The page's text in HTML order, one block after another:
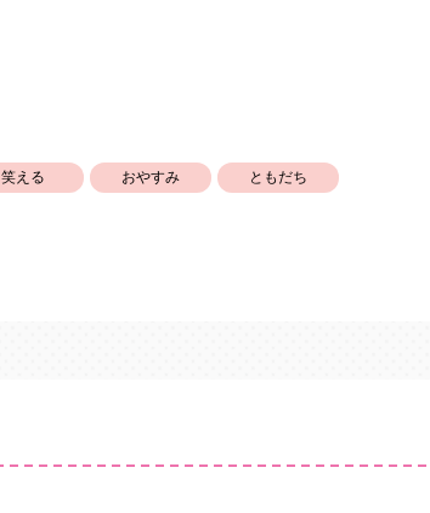
笑える おやすみ ともだち